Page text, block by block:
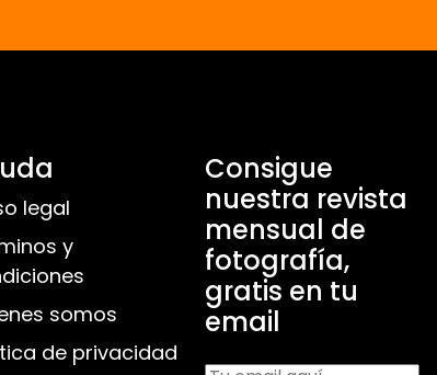
legal
y
somos
de privacidad
Consigue
nuestra revista
mensual de
fotografía,
gratis en tu
email